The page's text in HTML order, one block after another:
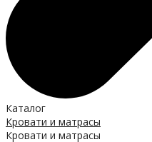
Каталог
Кровати и матрасы
Кровати и матрасы